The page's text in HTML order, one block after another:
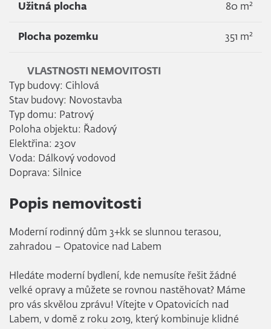
Užitná plocha 80 m2
Plocha pozemku 351 m2
VLASTNOSTI NEMOVITOSTI
Typ budovy: Cihlová
Stav budovy: Novostavba
Typ domu: Patrový
Poloha objektu: Řadový
Elektřina: 230v
Voda: Dálkový vodovod
Doprava: Silnice
Popis nemovitosti
Moderní rodinný dům 3+kk se slunnou terasou,
zahradou – Opatovice nad Labem
Hledáte moderní bydlení, kde nemusíte řešit žádné
velké opravy a můžete se rovnou nastěhovat? Máme
pro vás skvělou zprávu! Vítejte v Opatovicích nad
Labem, v domě z roku 2019, který kombinuje klidné